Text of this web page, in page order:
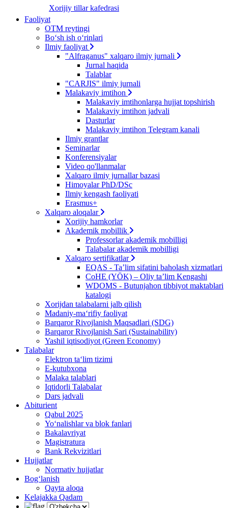
Xorijiy tillar kafedrasi
Faoliyat
OTM reytingi
Bo‘sh ish o‘rinlari
Ilmiy faoliyat
"Alfraganus" xalqaro ilmiy jurnali
Jurnal haqida
Talablar
"CARJIS" ilmiy jurnali
Malakaviy imtihon
Malakaviy imtihonlarga hujjat topshirish
Malakaviy imtihon jadvali
Dasturlar
Malakaviy imtihon Telegram kanali
Ilmiy grantlar
Seminarlar
Konferensiyalar
Video qo'llanmalar
Xalqaro ilmiy jurnallar bazasi
Himoyalar PhD/DSc
Ilmiy kengash faoliyati
Erasmus+
Xalqaro aloqalar
Xorijiy hamkorlar
Akademik mobillik
Professorlar akademik mobilligi
Talabalar akademik mobilligi
Xalqaro sertifikatlar
EQAS - Ta’lim sifatini baholash xizmatlari
CoHE (YÖK) – Oliy ta’lim Kengashi
WDOMS - Butunjahon tibbiyot maktablari
katalogi
Xorijdan talabalarni jalb qilish
Madaniy-ma‘rifiy faoliyat
Barqaror Rivojlanish Maqsadlari (SDG)
Barqaror Rivojlanish Sari (Sustainability)
Yashil iqtisodiyot (Green Economy)
Talabalar
Elektron ta‘lim tizimi
E-kutubxona
Malaka talablari
Iqtidorli Talabalar
Dars jadvali
Abiturient
Qabul 2025
Yo‘nalishlar va blok fanlari
Bakalavriyat
Magistratura
Bank Rekvizitlari
Hujjatlar
Normativ hujjatlar
Bog‘lanish
Qayta aloqa
Kelajakka Qadam